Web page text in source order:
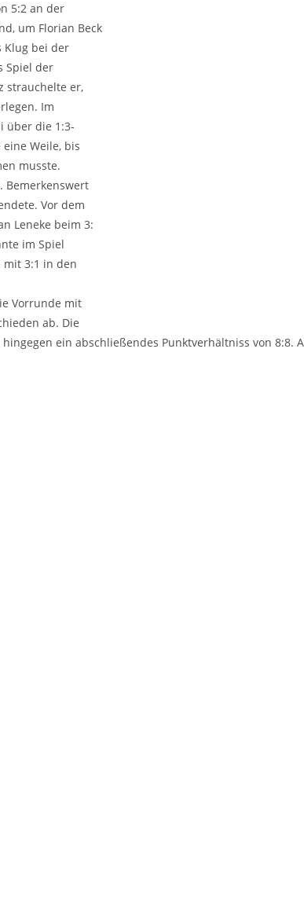
5:2 an der
um Flo­ri­an Beck
Klug bei der
Spiel der
strau­chel­te er,
Im
über die 1:3-
Wei­le, bis
musste.
Bemerkenswert
Vor dem
Lene­ke beim 3:
im Spiel
mit 3:1 in den
Vor­run­de mit
ab. Die
ein abschlie­ßen­des Punkt­ver­hält­niss von